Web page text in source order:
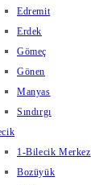
Edremit
Erdek
Gömeç
Gönen
Manyas
Sındırgı
1-Bilecik Merkez
Bozüyük